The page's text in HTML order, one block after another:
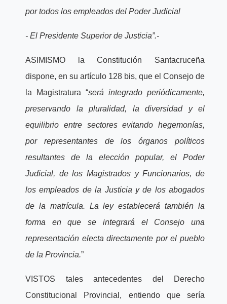
por todos los empleados del Poder Judicial
- El Presidente Superior de Justicia”.-
ASIMISMO la Constitución Santacruceña
dispone, en su artículo 128 bis, que el Consejo de
la Magistratura “será integrado periódicamente,
preservando la pluralidad, la diversidad y el
equilibrio entre sectores evitando hegemonías,
por representantes de los órganos políticos
resultantes de la elección popular, el Poder
Judicial, de los Magistrados y Funcionarios, de
los empleados de la Justicia y de los abogados
de la matrícula. La ley establecerá también la
forma en que se integrará el Consejo una
representación electa directamente por el pueblo
de la Provincia.”
VISTOS tales antecedentes del Derecho
Constitucional Provincial, entiendo que sería